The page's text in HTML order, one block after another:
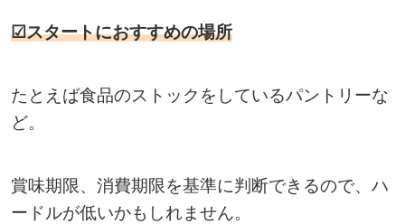
☑スタートにおすすめの場所
たとえば食品のストックをしているパントリーな
ど。
賞味期限、消費期限を基準に判断できるので、ハ
ードルが低いかもしれません。